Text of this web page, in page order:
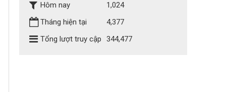
Hôm nay
1,024
Tháng hiện tại
4,377
Tổng lượt truy cập
344,477